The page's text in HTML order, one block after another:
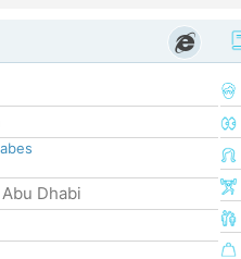
Abu Dhabi